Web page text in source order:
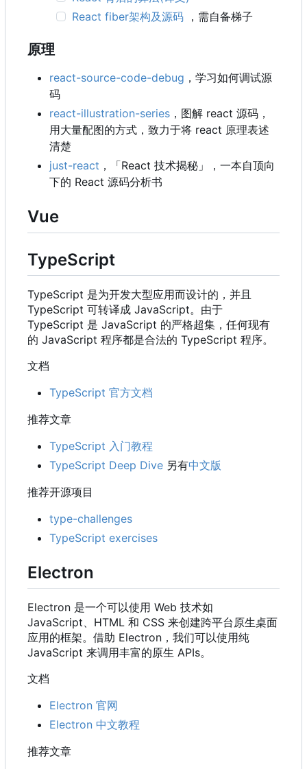
React fiber架构及源码 ，需自备梯子
原理
react-source-code-debug ，学习如何调试源
码
react-illustration-series ，图解 react 源码，
用大量配图的方式，致力于将 react 原理表述
清楚
just-react ，
「React 技术揭秘」，一本自顶向
下的 React 源码分析书
Vue
TypeScript
TypeScript 是为开发大型应用而设计的，并且
TypeScript 可转译成 JavaScript。由于
TypeScript 是 JavaScript 的严格超集，任何现有
的 JavaScript 程序都是合法的 TypeScript 程序。
文档
TypeScript 官方文档
推荐文章
TypeScript 入门教程
TypeScript Deep Dive 另有中文版
推荐开源项目
type-challenges
TypeScript exercises
Electron
Electron 是一个可以使用 Web 技术如
JavaScript、HTML 和 CSS 来创建跨平台原生桌面
应用的框架。借助 Electron ， 我们可以使用纯
JavaScript 来调用丰富的原生 APIs。
文档
Electron 官网
Electron 中文教程
推荐文章